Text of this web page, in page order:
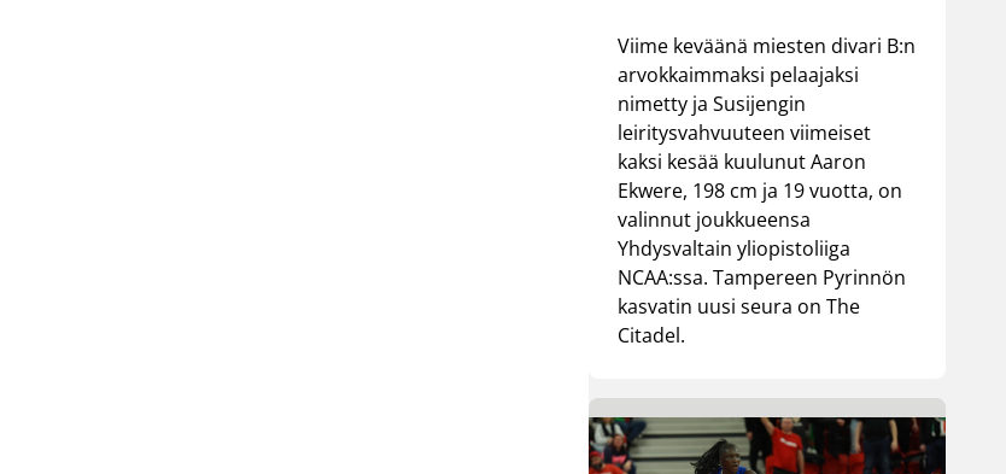
Viime keväänä miesten divari B:n
arvokkaimmaksi pelaajaksi
nimetty ja Susijengin
leiritysvahvuuteen viimeiset
kaksi kesää kuulunut Aaron
Ekwere, 198 cm ja 19 vuotta, on
valinnut joukkueensa
Yhdysvaltain yliopistoliiga
NCAA:ssa. Tampereen Pyrinnön
kasvatin uusi seura on The
Citadel.